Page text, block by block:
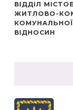
ВІДДІЛ
ЖИТЛОВО-
ВІДНОСИН